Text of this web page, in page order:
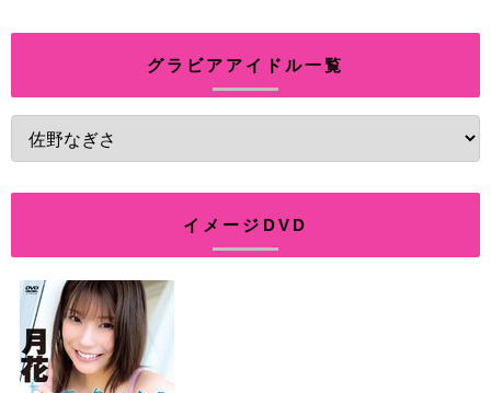
グラビアアイドル一覧
イメージDVD